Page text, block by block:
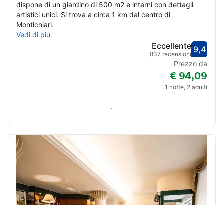
6 7 8 9 10 11 12
13 14
dispone di un giardino di 500 m2 e interni con dettagli
artistici unici. Si trova a circa 1 km dal centro di
Montichiari.
Vedi di più
9,4
Eccellente
837 recensioni
Prezzo da
€ 94,09
1 notte, 2 adulti
Verifica disponibilità